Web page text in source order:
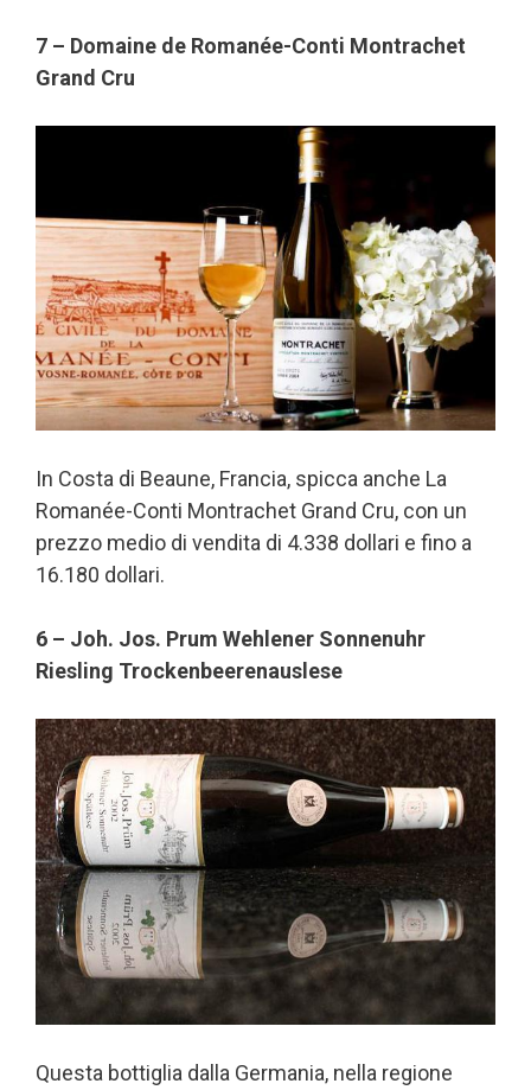
7 – Domaine de Romanée-Conti Montrachet
Grand Cru
In Costa di Beaune, Francia, spicca anche La
Romanée-Conti Montrachet Grand Cru, con un
prezzo medio di vendita di 4.338 dollari e fino a
16.180 dollari.
6 – Joh. Jos. Prum Wehlener Sonnenuhr
Riesling Trockenbeerenauslese
Questa bottiglia dalla Germania, nella regione